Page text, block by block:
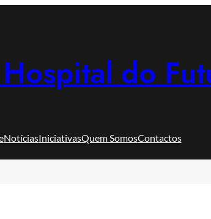
do
NotíciasIniciativasQuem SomosContactos